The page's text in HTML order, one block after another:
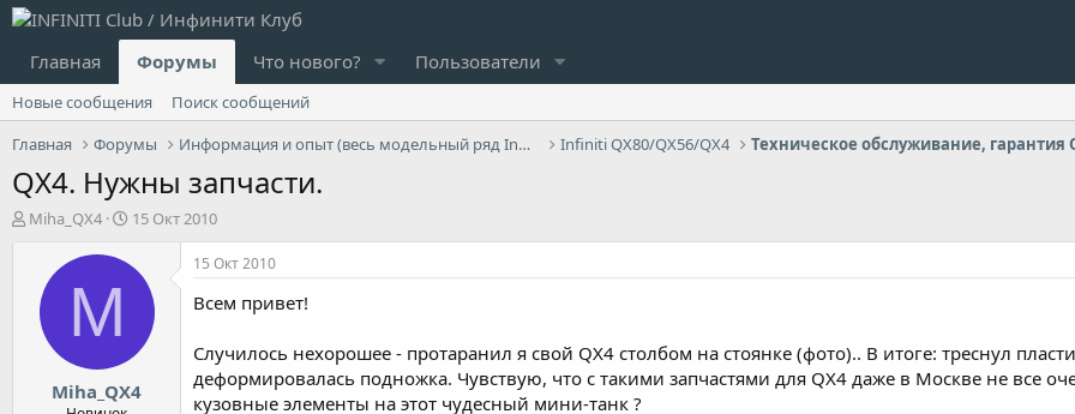
Главная Форумы Что нового? Пользователи
Новые сообщения
Поиск сообщений
Главная
Форумы Информация и опыт (весь модельный ряд Infiniti) Infiniti QX80/QX56/QX4
QX4. Нужны запчасти.
А
Miha_QX4
Д
т
ч
л
15 Окт 2010
M
Miha_QX4
15 Окт 2010
Всем привет!
Случилось нехорошее - протаранил я свой QX4 столбом на стоянке (фото).. В итоге: треснул
деформировалась подножка. Чувствую, что с такими запчастями для QX4 даже в Москве не все
кузовные элементы на этот чудесный мини-танк ?